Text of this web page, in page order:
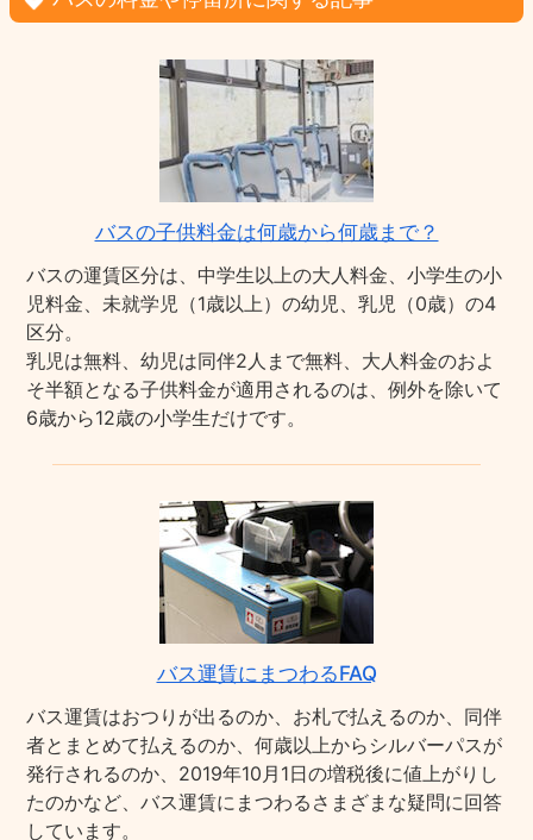
バスの子供料金は何歳から何歳まで？
バスの運賃区分は、中学生以上の大人料金、小学生の小
児料金、未就学児（1歳以上）の幼児、乳児（0歳）の4
区分。
乳児は無料、幼児は同伴2人まで無料、大人料金のおよ
そ半額となる子供料金が適用されるのは、例外を除いて
6歳から12歳の小学生だけです。
バス運賃にまつわるFAQ
バス運賃はおつりが出るのか、お札で払えるのか、同伴
者とまとめて払えるのか、何歳以上からシルバーパスが
発行されるのか、2019年10月1日の増税後に値上がりし
たのかなど、バス運賃にまつわるさまざまな疑問に回答
しています。